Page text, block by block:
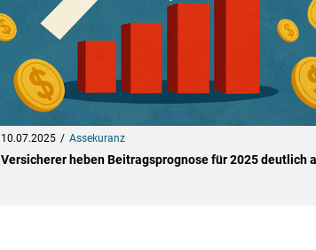
10.07.2025 Assekuranz
Versicherer heben Beitragsprognose für 2025 deutlich